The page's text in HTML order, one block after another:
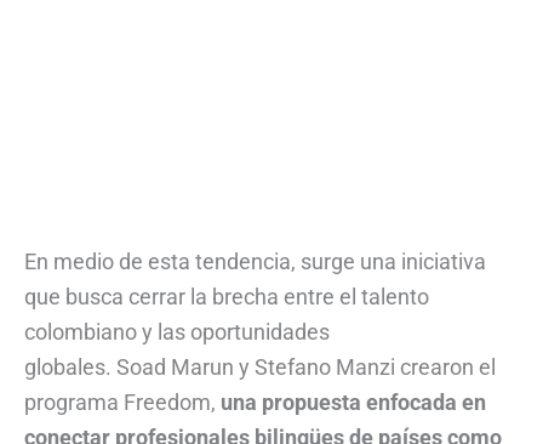
En medio de esta tendencia, surge una iniciativa
que busca cerrar la brecha entre el talento
colombiano y las oportunidades
globales. Soad Marun y Stefano Manzi crearon el
programa Freedom, una propuesta enfocada en
conectar profesionales bilingües de países como